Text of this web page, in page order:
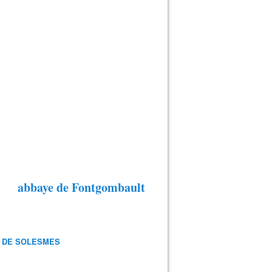
abbaye de Fontgombault
SOLESMES